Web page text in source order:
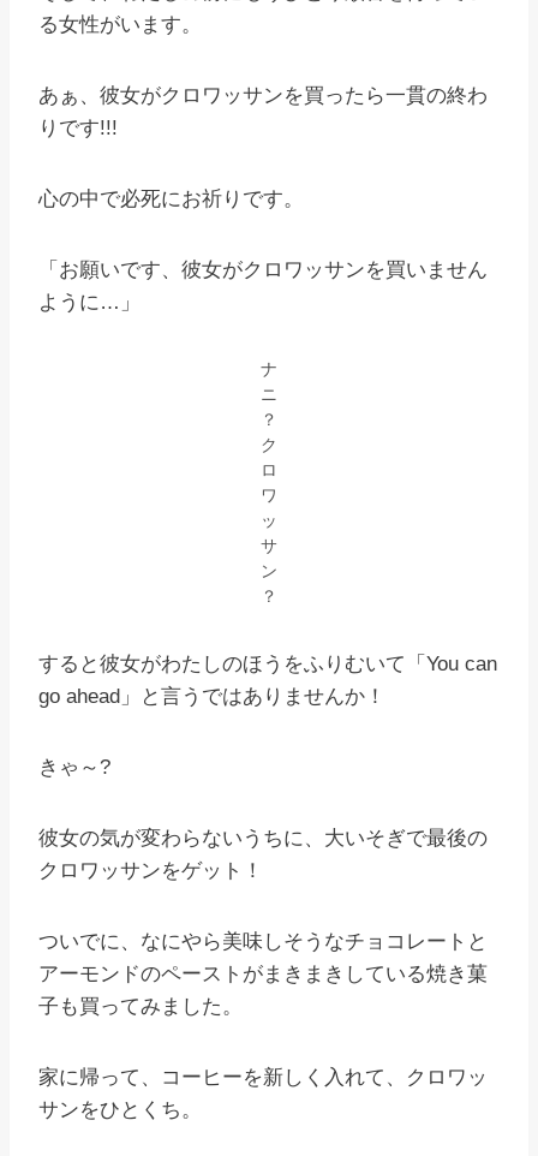
る女性がいます。
あぁ、彼女がクロワッサンを買ったら一貫の終わ
りです!!!
心の中で必死にお祈りです。
「お願いです、彼女がクロワッサンを買いません
ように…」
ナ
ニ
？
ク
ロ
ワ
ッ
サ
ン
？
すると彼女がわたしのほうをふりむいて「You can
go ahead」と言うではありませんか！
きゃ～?
彼女の気が変わらないうちに、大いそぎで最後の
クロワッサンをゲット！
ついでに、なにやら美味しそうなチョコレートと
アーモンドのペーストがまきまきしている焼き菓
子も買ってみました。
家に帰って、コーヒーを新しく入れて、クロワッ
サンをひとくち。